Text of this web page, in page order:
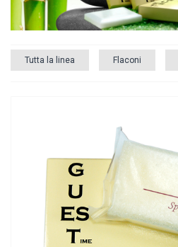
Tutta la linea Flaconi